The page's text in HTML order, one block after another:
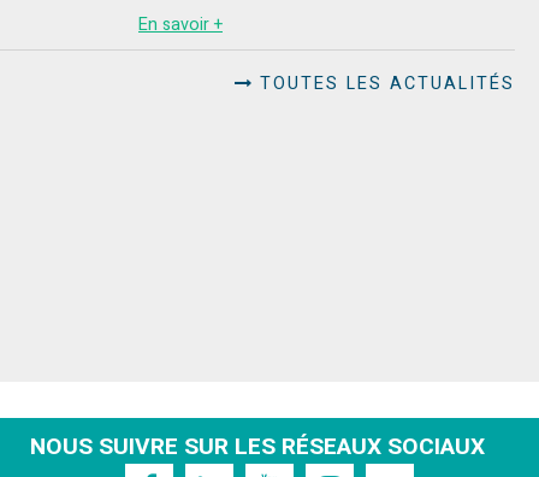
En savoir +
TOUTES LES ACTUALITÉS
NOUS SUIVRE SUR LES RÉSEAUX SOCIAUX